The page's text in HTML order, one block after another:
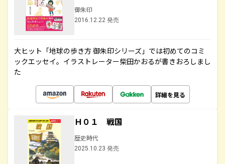
御朱印
2016.12.22 発売
大ヒット「地球の歩き方 御朱印シリーズ」では初めてのコミ
ックエッセイ。イラストレーター柴田かおるが書きおろしまし
た
詳細を見る
Ｈ０１ 戦国
歴史時代
2025.10.23 発売